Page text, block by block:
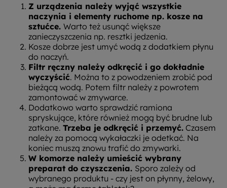
Z urządzenia należy wyjąć wszystkie
naczynia i elementy ruchome np. kosze na
sztućce. Warto też usunąć większe
zanieczyszczenia np. resztki jedzenia.
Kosze dobrze jest umyć wodą z dodatkiem płynu
do naczyń.
Filtr ręczny należy odkręcić i go dokładnie
wyczyścić. Można to z powodzeniem zrobić pod
bieżącą wodą. Potem filtr należy z powrotem
zamontować w zmywarce.
Dodatkowo warto sprawdzić ramiona
spryskujące, które również mogą być brudne lub
zatkane. Trzeba je odkręcić i przemyć. Czasem
należy za pomocą wykałaczki je odetkać. Na
koniec muszą znowu trafić do zmywarki.
W komorze należy umieścić wybrany
preparat do czyszczenia. Sporo zależy od
wybranego produktu - czy jest on płynny, żelowy,